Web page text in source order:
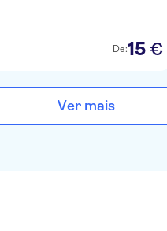
De:15 €
Ver mais